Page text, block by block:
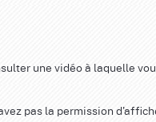
une vidéo à laquelle
pas la permission